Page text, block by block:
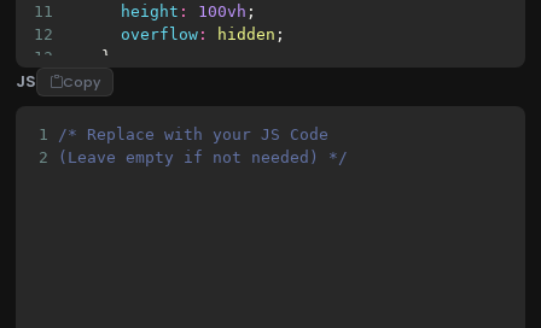
11
height : 100vh ;
12
overflow : hidden ;
13
    }
14
15
16
0;
17
left 50%
;
transform -50%
JS Copy
1
/* Replace with your JS Code
2
(Leave empty if not needed) */